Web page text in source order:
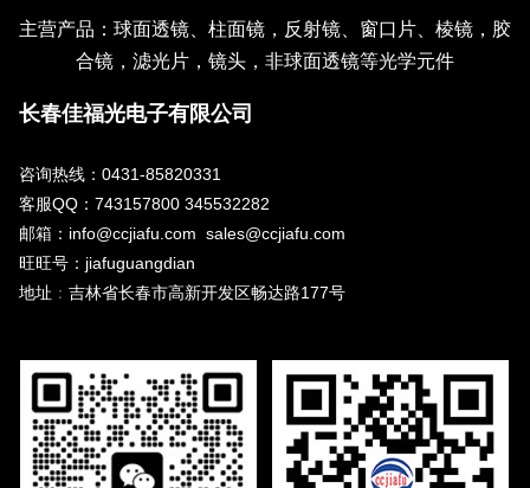
主营产品：球面透镜、柱面镜，反射镜、窗口片、棱镜，胶
合镜，滤光片，镜头，非球面透镜等光学元件
长春佳福光电子有限公司
咨询热线：0431-85820331
客服QQ：743157800 345532282
邮箱：info@ccjiafu.com sales@ccjiafu.com
旺旺号：jiafuguangdian
地址 ： 吉林省长春市高新开发区畅达路177号